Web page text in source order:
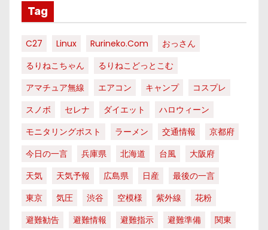
Tag
C27 Linux Rurineko.com
おっさん
るりねこちゃん
るりねこどっとこむ
アマチュア無線
エアコン キャンプ
コスプレ
スノボ
セレナ ダイエット
ハロウィーン
モニタリングポスト
ラーメン 交通情報
京都府
今日の一言
兵庫県 北海道 台風
大阪府
天気
天気予報 広島県 日産
最後の一言
東京
気圧 渋谷 空模様 紫外線
花粉
避難勧告
避難情報 避難指示 避難準備 関東